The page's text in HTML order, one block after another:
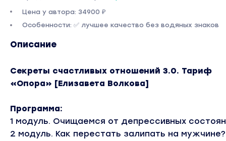
Цена у автора: 34900 ₽
Особенности: ✅ лучшее качество без водяных знаков
Описание
Секреты счастливых отношений 3.0. Тариф
«Опора» [Елизавета Волкова]
Программа:
1 модуль. Очищаемся от депрессивных
2 модуль. Как перестать залипать на